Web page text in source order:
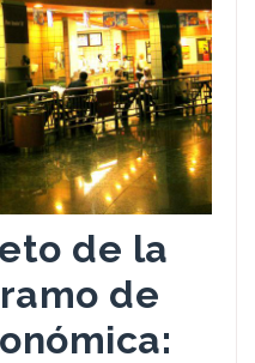
de la
de